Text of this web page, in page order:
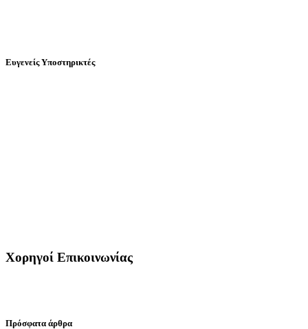
Ευγενείς Υποστηρικτές
Χορηγοί Επικοινωνίας
Πρόσφατα άρθρα